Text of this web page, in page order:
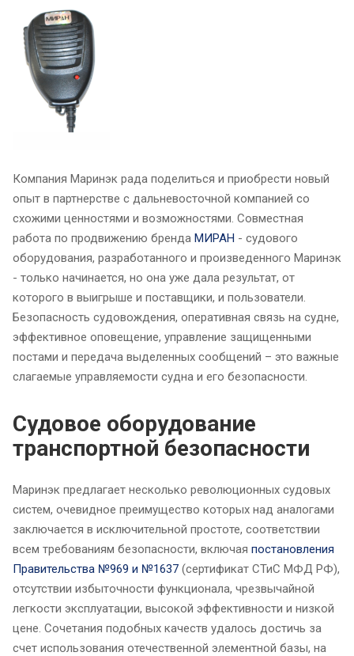
Компания Маринэк рада поделиться и приобрести новый
опыт в партнерстве с дальневосточной компанией со
схожими ценностями и возможностями. Совместная
работа по продвижению бренда МИРАН - судового
оборудования, разработанного и произведенного Маринэк
- только начинается, но она уже дала результат, от
которого в выигрыше и поставщики, и пользователи.
Безопасность судовождения, оперативная связь на судне,
эффективное оповещение, управление защищенными
постами и передача выделенных сообщений – это важные
слагаемые управляемости судна и его безопасности.
Судовое оборудование
транспортной безопасности
Маринэк предлагает несколько революционных судовых
систем, очевидное преимущество которых над аналогами
заключается в исключительной простоте, соответствии
всем требованиям безопасности, включая постановления
Правительства №969 и №1637 (сертификат СТиС МФД РФ),
отсутствии избыточности функционала, чрезвычайной
легкости эксплуатации, высокой эффективности и низкой
цене. Сочетания подобных качеств удалось достичь за
счет использования отечественной элементной базы, на